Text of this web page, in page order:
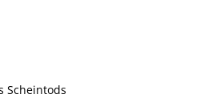
Scheintods